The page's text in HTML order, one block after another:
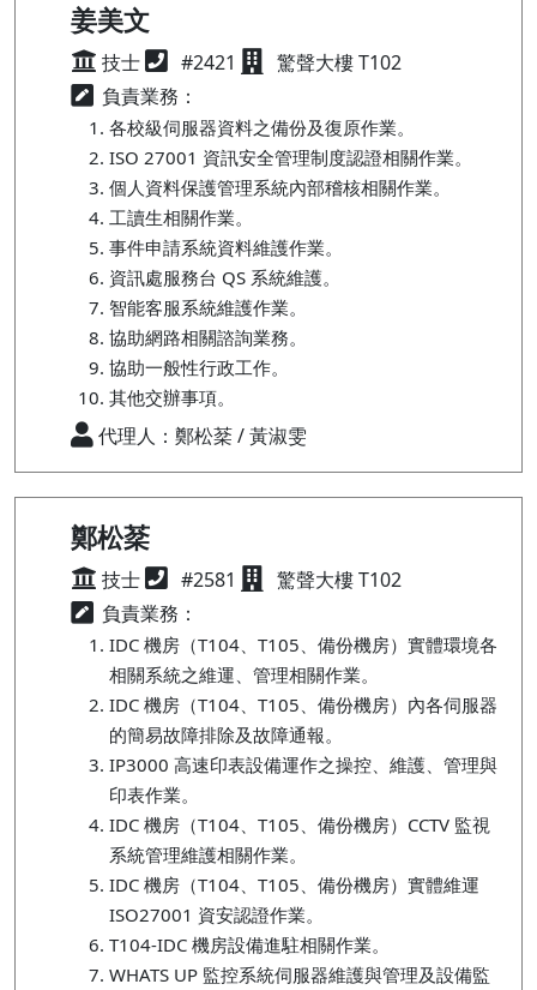
姜美文
技士 #2421
驚聲大樓 T102
負責業務：
各校級伺服器資料之備份及復原作業。
ISO 27001 資訊安全管理制度認證相關作業。
個人資料保護管理系統內部稽核相關作業。
工讀生相關作業。
事件申請系統資料維護作業。
資訊處服務台 QS 系統維護。
智能客服系統維護作業。
協助網路相關諮詢業務。
協助一般性行政工作。
其他交辦事項。
代理人：鄭松棻 / 黃淑雯
鄭松棻
技士 #2581
驚聲大樓 T102
負責業務：
IDC 機房（T104、T105、備份機房）實體環境各
相關系統之維運、管理相關作業。
IDC 機房（T104、T105、備份機房）內各伺服器
的簡易故障排除及故障通報。
IP3000 高速印表設備運作之操控、維護、管理與
印表作業。
IDC 機房（T104、T105、備份機房）CCTV 監視
系統管理維護相關作業。
IDC 機房（T104、T105、備份機房）實體維運
ISO27001 資安認證作業。
T104-IDC 機房設備進駐相關作業。
WHATS UP 監控系統伺服器維護與管理及設備監